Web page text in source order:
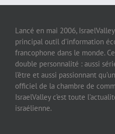
Lancé en mai 2006,
principal outil d’information
francophone dans le monde.
double personnalité : aussi
l’être et aussi passionnant
officiel de la chambre de
IsraelValley c’est toute
israélienne.